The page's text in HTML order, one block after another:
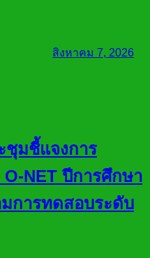
สิงหาคม 7, 2026
ชุมชี้แจงการ
NET ปีการศึกษา
การทดสอบระดับ